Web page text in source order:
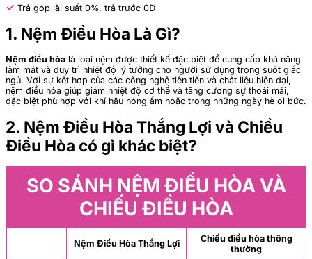
✓ Trả góp lãi suất 0%, trả trước 0Đ
1. Nệm Điều Hòa Là Gì?
Nệm điều hòa là loại nệm được thiết kế đặc biệt để cung cấp khả năng
làm mát và duy trì nhiệt độ lý tưởng cho người sử dụng trong suốt giấc
ngủ. Với sự kết hợp của các công nghệ tiên tiến và chất liệu hiện đại,
nệm điều hòa giúp giảm nhiệt độ cơ thể và tăng cường sự thoải mái,
đặc biệt phù hợp với khí hậu nóng ẩm hoặc trong những ngày hè oi bức.
2. Nệm Điều Hòa Thắng Lợi và Chiều
Điều Hòa có gì khác biệt?
SO SÁNH NỆM ĐIỀU HÒA VÀ
CHIẾU ĐIỀU HÒA
Nệm Điều Hòa Thắng Lợi
Chiếu điều hòa thông
thường